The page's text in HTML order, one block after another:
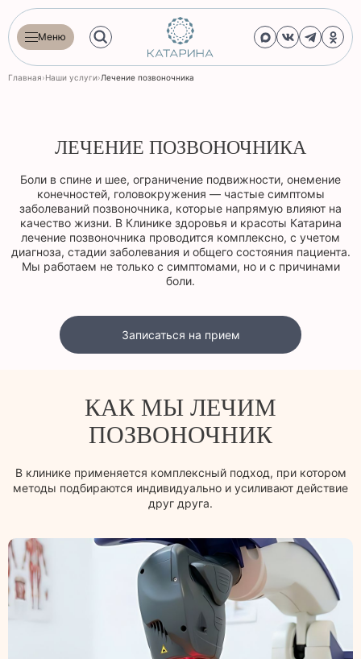
Меню
Главная›Наши услуги›Лечение позвоночника
ЛЕЧЕНИЕ ПОЗВОНОЧНИКА
Боли в спине и шее, ограничение подвижности, онемение
конечностей, головокружения — частые симптомы
заболеваний позвоночника, которые напрямую влияют на
качество жизни. В Клинике здоровья и красоты Катарина
лечение позвоночника проводится комплексно, с учетом
диагноза, стадии заболевания и общего состояния пациента.
Мы работаем не только с симптомами, но и с причинами
боли.
Записаться на прием
КАК МЫ ЛЕЧИМ
ПОЗВОНОЧНИК
В клинике применяется комплексный подход, при котором
методы подбираются индивидуально и усиливают действие
друг друга.